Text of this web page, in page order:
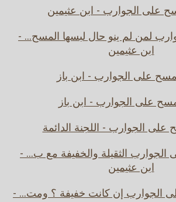
على الجوارب - ابن عثيمين
لمن لم ينو حال لبسها المسح... -
ابن عثيمين
على الجوارب - ابن باز
على الجوارب - ابن باز
الجوارب - اللجنة الدائمة
الثقيلة والخفيفة مع ب... -
ابن عثيمين
الجوارب إن كانت خفيفة ؟ ومت... -